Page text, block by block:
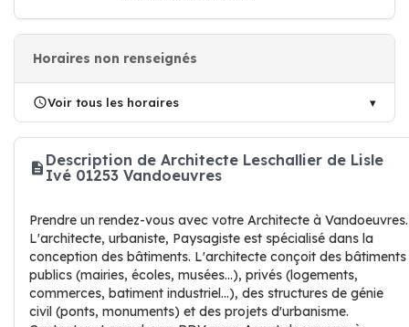
Horaires non renseignés
Voir tous les horaires
Description de Architecte Leschallier de Lisle
Ivé 01253 Vandoeuvres
Prendre un rendez-vous avec votre Architecte à Vandoeuvres.
L'architecte, urbaniste, Paysagiste est spécialisé dans la
conception des bâtiments. L'architecte conçoit des bâtiments
publics (mairies, écoles, musées...), privés (logements,
commerces, batiment industriel...), des structures de génie
civil (ponts, monuments) et des projets d'urbanisme.